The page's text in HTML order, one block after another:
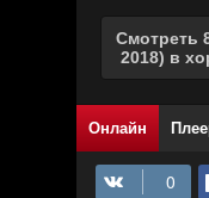
Смотреть
2018) в
Онлайн